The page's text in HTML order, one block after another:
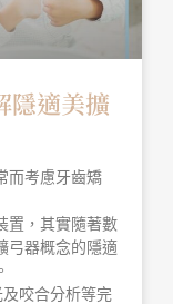
隱適美擴
而考慮牙齒矯
置，其實隨著數
弓器概念的隱適
咬合分析等完